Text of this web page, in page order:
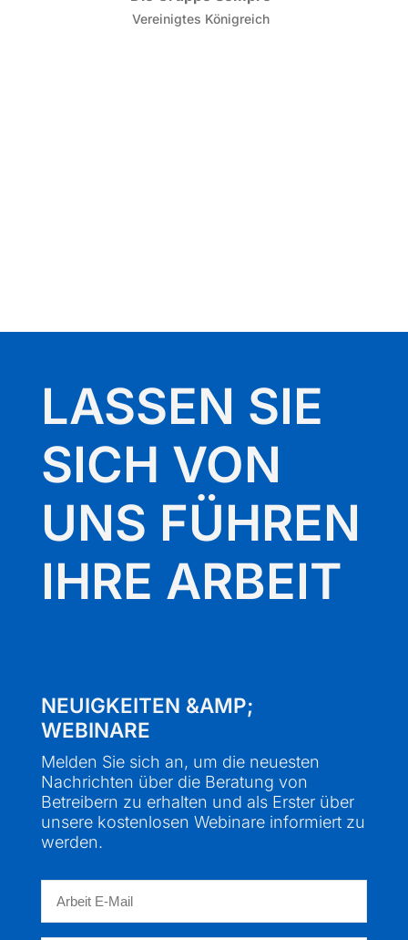
LASSEN SIE
SICH VON
UNS FÜHREN
IHRE ARBEIT
NEUIGKEITEN &AMP;
WEBINARE
Melden Sie sich an, um die neuesten
Nachrichten über die Beratung von
Betreibern zu erhalten und als Erster über
unsere kostenlosen Webinare informiert zu
werden.